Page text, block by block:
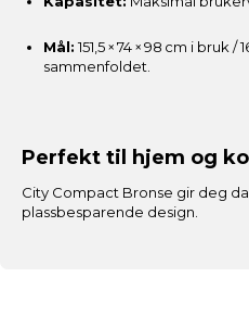
Mål:151,5 × 74 × 98 cm i bruk /
sammenfoldet.
Perfekt til hjem og
City Compact Bronse gir deg
plassbesparende design.